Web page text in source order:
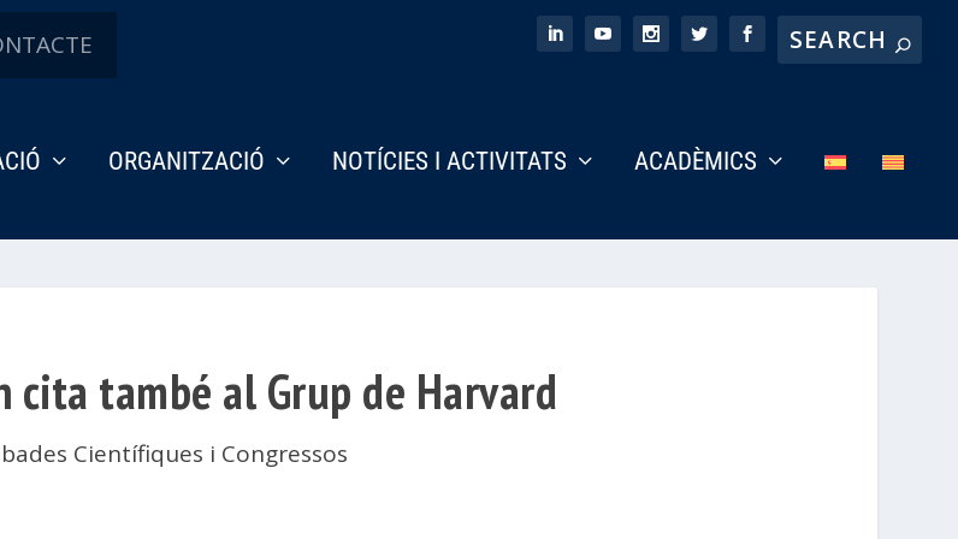
ORGANITZACIÓ NOTÍCIES I ACTIVITATS ACADÈMICS
cita també al Grup de Harvard
Científiques i Congressos